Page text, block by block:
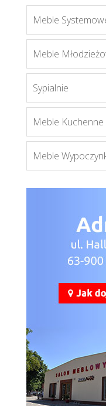
Meble
Meble
Sypialnie
Meble Kuchenne
Meble